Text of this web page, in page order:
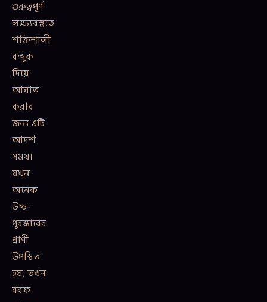
গুরুত্বপূর্ণ
লক্ষ্যবস্তুতে
শক্তিশালী
বন্দুক
দিয়ে
আঘাত
করার
জন্য এটি
আদর্শ
সময়।
যখন
অনেক
উচ্চ-
পুরস্কারের
প্রাণী
উপস্থিত
হয়, তখন
বরফ